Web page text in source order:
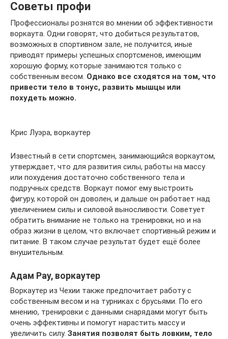
Советы профи
Профессионалы рознятся во мнении об эффективности
воркаута. Одни говорят, что добиться результатов,
возможных в спортивном зале, не получится, иные
приводят примеры успешных спортсменов, имеющим
хорошую форму, которые занимаются только с
собственным весом. Однако все сходятся на том, что
привести тело в тонус, развить мышцы или
похудеть можно.
Крис Луэра, воркаутер
Известный в сети спортсмен, занимающийся воркаутом,
утверждает, что для развития силы, работы на массу
или похудения достаточно собственного тела и
подручных средств. Воркаут помог ему выстроить
фигуру, которой он доволен, и дальше он работает над
увеличением силы и силовой выносливости. Советует
обратить внимание не только на тренировки, но и на
образ жизни в целом, что включает спортивный режим и
питание. В таком случае результат будет ещё более
внушительным.
Адам Рау, воркаутер
Воркаутер из Чехии также предпочитает работу с
собственным весом и на турниках с брусьями. По его
мнению, тренировки с данными снарядами могут быть
очень эффективны и помогут нарастить массу и
увеличить силу. Занятия позволят быть ловким, тело